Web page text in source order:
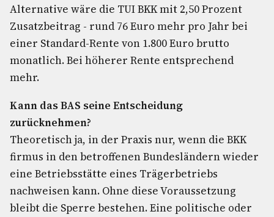
Alternative wäre die TUI BKK mit 2,50 Prozent
Zusatzbeitrag - rund 76 Euro mehr pro Jahr bei
einer Standard-Rente von 1.800 Euro brutto
monatlich. Bei höherer Rente entsprechend
mehr.
Kann das BAS seine Entscheidung
zurücknehmen?
Theoretisch ja, in der Praxis nur, wenn die BKK
firmus in den betroffenen Bundesländern wieder
eine Betriebsstätte eines Trägerbetriebs
nachweisen kann. Ohne diese Voraussetzung
bleibt die Sperre bestehen. Eine politische oder